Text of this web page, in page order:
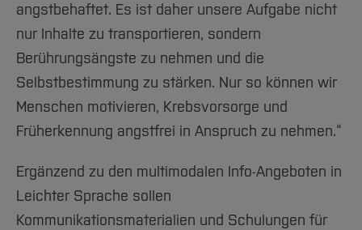
angstbehaftet. Es ist daher unsere Aufgabe nicht
nur Inhalte zu transportieren, sondern
Berührungsängste zu nehmen und die
Selbstbestimmung zu stärken. Nur so können wir
Menschen motivieren, Krebsvorsorge und
Früherkennung angstfrei in Anspruch zu nehmen.“
Ergänzend zu den multimodalen Info-Angeboten in
Leichter Sprache sollen
Kommunikationsmaterialien und Schulungen für